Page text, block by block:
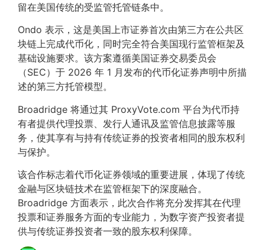
留在美国传统的受监管托管链条中。
Ondo 表示，这是美国上市证券首次由第三方在公共区
块链上完成代币化，同时完全符合美国现行监管框架及
基础设施要求。该方案遵循美国证券交易委员会
（SEC）于 2026 年 1 月发布的代币化证券声明中所描
述的第三方托管模型。
Broadridge 将通过其 ProxyVote.com 平台为代币持
有者提供代理投票、发行人通讯及监管信息披露等服
务，使其享有与持有传统证券的投资者相同的股东权利
与保护。
该合作标志着代币化证券领域的重要进展，体现了传统
金融与区块链技术在监管框架下的深度融合。
Broadridge 方面表示，此次合作将充分发挥其在代理
投票和证券服务方面的专业能力，为数字资产投资者提
供与传统证券投资者一致的股东权利保障。